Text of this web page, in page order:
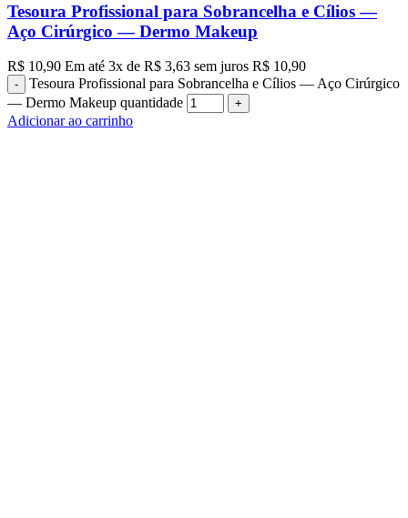
Tesoura Profissional para Sobrancelha e Cílios —
Aço Cirúrgico — Dermo Makeup
R$ 10,90 Em até 3x de R$ 3,63 sem juros R$ 10,90
Tesoura Profissional para Sobrancelha e Cílios — Aço Cirúrgico
— Dermo Makeup quantidade
Adicionar ao carrinho